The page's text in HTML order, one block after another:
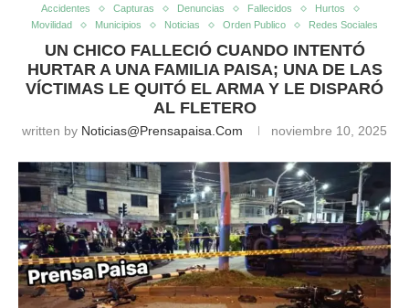
Accidentes Capturas Denuncias Fallecidos
Hurtos
Movilidad
Municipios Noticias Orden Publico Redes Sociales
UN CHICO FALLECIÓ CUANDO INTENTÓ
HURTAR A UNA FAMILIA PAISA; UNA DE LAS
VÍCTIMAS LE QUITÓ EL ARMA Y LE DISPARÓ
AL FLETERO
written by Noticias@prensapaisa.com noviembre 10, 2025